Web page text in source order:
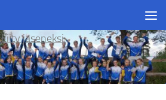
Liity jäseneksi